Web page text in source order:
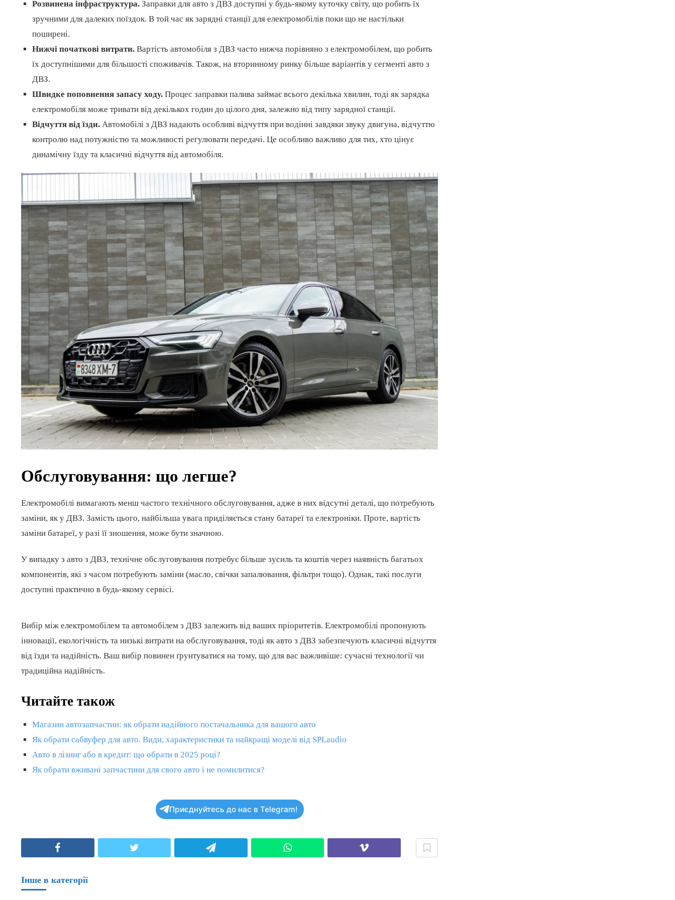
Розвинена інфраструктура. Заправки для авто з ДВЗ доступні у будь-якому куточку світу, що робить їх
зручними для далеких поїздок. В той час як зарядні станції для електромобілів поки що не настільки
поширені.
Нижчі початкові витрати. Вартість автомобіля з ДВЗ часто нижча порівняно з електромобілем, що робить
їх доступнішими для більшості споживачів. Також, на вторинному ринку більше варіантів у сегменті авто з
ДВЗ.
Швидке поповнення запасу ходу. Процес заправки палива займає всього декілька хвилин, тоді як зарядка
електромобіля може тривати від декількох годин до цілого дня, залежно від типу зарядної станції.
Відчуття від їзди. Автомобілі з ДВЗ надають особливі відчуття при водінні завдяки звуку двигуна, відчуттю
контролю над потужністю та можливості регулювати передачі. Це особливо важливо для тих, хто цінує
динамічну їзду та класичні відчуття від автомобіля.
Обслуговування: що легше?
Електромобілі вимагають менш частого технічного обслуговування, адже в них відсутні деталі, що потребують
заміни, як у ДВЗ. Замість цього, найбільша увага приділяється стану батареї та електроніки. Проте, вартість
заміни батареї, у разі її зношення, може бути значною.
У випадку з авто з ДВЗ, технічне обслуговування потребує більше зусиль та коштів через наявність багатьох
компонентів, які з часом потребують заміни (масло, свічки запалювання, фільтри тощо). Однак, такі послуги
доступні практично в будь-якому сервісі.
Вибір між електромобілем та автомобілем з ДВЗ залежить від ваших пріоритетів. Електромобілі пропонують
інновації, екологічність та низькі витрати на обслуговування, тоді як авто з ДВЗ забезпечують класичні відчуття
від їзди та надійність. Ваш вибір повинен ґрунтуватися на тому, що для вас важливіше: сучасні технології чи
традиційна надійність.
Читайте також
Магазин автозапчастин: як обрати надійного постачальника для вашого авто
Як обрати сабвуфер для авто. Види, характеристики та найкращі моделі від SPLaudio
Авто в лізинг або в кредит: що обрати в 2025 році?
Як обрати вживані запчастини для свого авто і не помилитися?
Приєднуйтесь до нас в Telegram!
Інше в категорії